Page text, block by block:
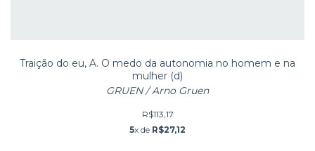
Traição do eu, A. O medo da autonomia no homem e na
mulher (d)
GRUEN / Arno Gruen
R$113,17
5x de R$27,12